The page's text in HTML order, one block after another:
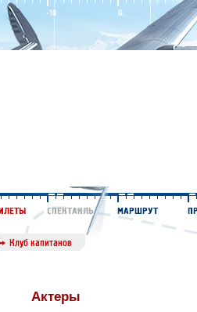
Актеры